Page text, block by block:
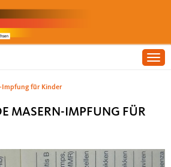
Impfung für Kinder
MASERN-IMPFUNG FÜR